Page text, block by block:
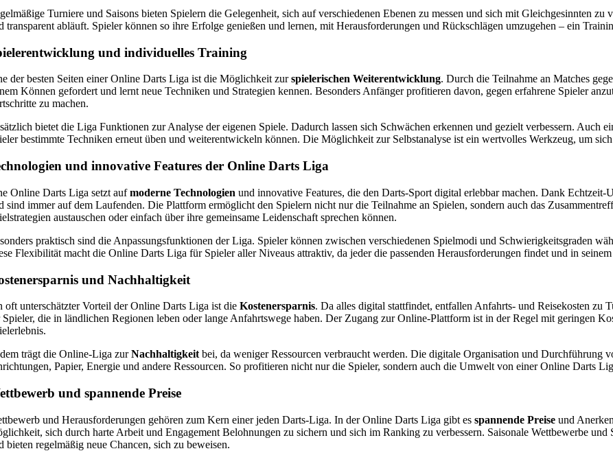
Turniere und Saisons bieten Spielern die Gelegenheit, sich auf verschiedenen Ebenen zu messen und sich mit Gleichgesinnten
transparent abläuft. Spieler können so ihre Erfolge genießen und lernen, mit Herausforderungen und Rückschlägen umzugehen – ein
und individuelles Training
der besten Seiten einer Online Darts Liga ist die Möglichkeit zurspielerischen Weiterentwicklung. Durch die Teilnahme an Matches
Können gefordert und lernt neue Techniken und Strategien kennen. Besonders Anfänger profitieren davon, gegen erfahrene Spieler
zu machen.
bietet die Liga Funktionen zur Analyse der eigenen Spiele. Dadurch lassen sich Schwächen erkennen und gezielt verbessern. Auch
bestimmte Techniken erneut üben und weiterentwickeln können. Die Möglichkeit zur Selbstanalyse ist ein wertvolles Werkzeug, um
und innovative Features der Online Darts Liga
Online Darts Liga setzt aufmoderne Technologien und innovative Features, die den Darts-Sport digital erlebbar machen. Dank
sind immer auf dem Laufenden. Die Plattform ermöglicht den Spielern nicht nur die Teilnahme an Spielen, sondern auch das
austauschen oder einfach über ihre gemeinsame Leidenschaft sprechen können.
praktisch sind die Anpassungsfunktionen der Liga. Spieler können zwischen verschiedenen Spielmodi und Schwierigkeitsgraden
Flexibilität macht die Online Darts Liga für Spieler aller Niveaus attraktiv, da jeder die passenden Herausforderungen findet und in
und Nachhaltigkeit
oft unterschätzter Vorteil der Online Darts Liga ist dieKostenersparnis. Da alles digital stattfindet, entfallen Anfahrts- und Reisekosten zu
die in ländlichen Regionen leben oder lange Anfahrtswege haben. Der Zugang zur Online-Plattform ist in der Regel mit geringen
trägt die Online-Liga zurNachhaltigkeit bei, da weniger Ressourcen verbraucht werden. Die digitale Organisation und Durchführung
Papier, Energie und andere Ressourcen. So profitieren nicht nur die Spieler, sondern auch die Umwelt von einer Online Darts
und spannende Preise
und Herausforderungen gehören zum Kern einer jeden Darts-Liga. In der Online Darts Liga gibt esspannende Preise und
sich durch harte Arbeit und Engagement Belohnungen zu sichern und sich im Ranking zu verbessern. Saisonale Wettbewerbe
bieten regelmäßig neue Chancen, sich zu beweisen.